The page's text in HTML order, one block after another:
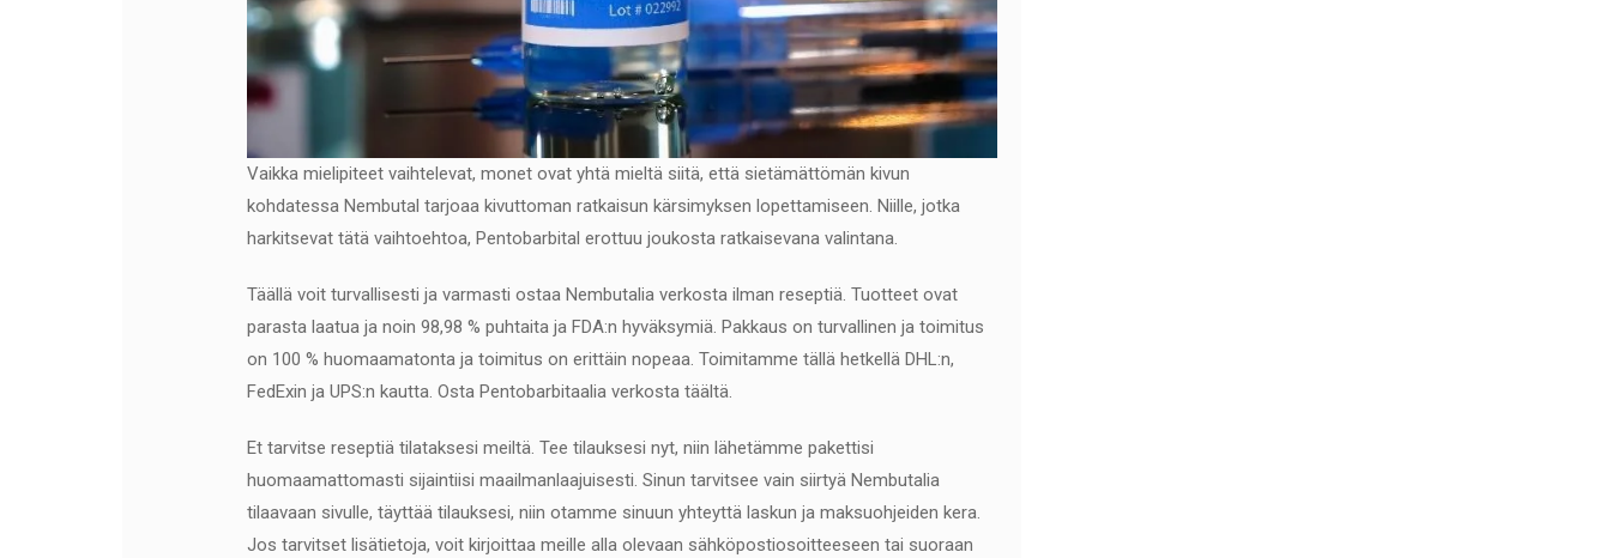
Vaikka mielipiteet vaihtelevat, monet ovat yhtä mieltä siitä, että sietämättömän kivun
kohdatessa Nembutal tarjoaa kivuttoman ratkaisun kärsimyksen lopettamiseen. Niille, jotka
harkitsevat tätä vaihtoehtoa, Pentobarbital erottuu joukosta ratkaisevana valintana.
Täällä voit turvallisesti ja varmasti ostaa Nembutalia verkosta ilman reseptiä. Tuotteet ovat
parasta laatua ja noin 98,98 % puhtaita ja FDA:n hyväksymiä. Pakkaus on turvallinen ja toimitus
on 100 % huomaamatonta ja toimitus on erittäin nopeaa. Toimitamme tällä hetkellä DHL:n,
FedExin ja UPS:n kautta. Osta Pentobarbitaalia verkosta täältä.
Et tarvitse reseptiä tilataksesi meiltä. Tee tilauksesi nyt, niin lähetämme pakettisi
huomaamattomasti sijaintiisi maailmanlaajuisesti. Sinun tarvitsee vain siirtyä Nembutalia
tilaavaan sivulle, täyttää tilauksesi, niin otamme sinuun yhteyttä laskun ja maksuohjeiden kera.
Jos tarvitset lisätietoja, voit kirjoittaa meille alla olevaan sähköpostiosoitteeseen tai suoraan